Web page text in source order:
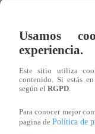
en marzo durante
protocolos
partir de junio.
Usamos
experiencia.
Este sitio utiliza
contenido. Si estás
según el RGPD
Para conocer mejor
pagina de Política de